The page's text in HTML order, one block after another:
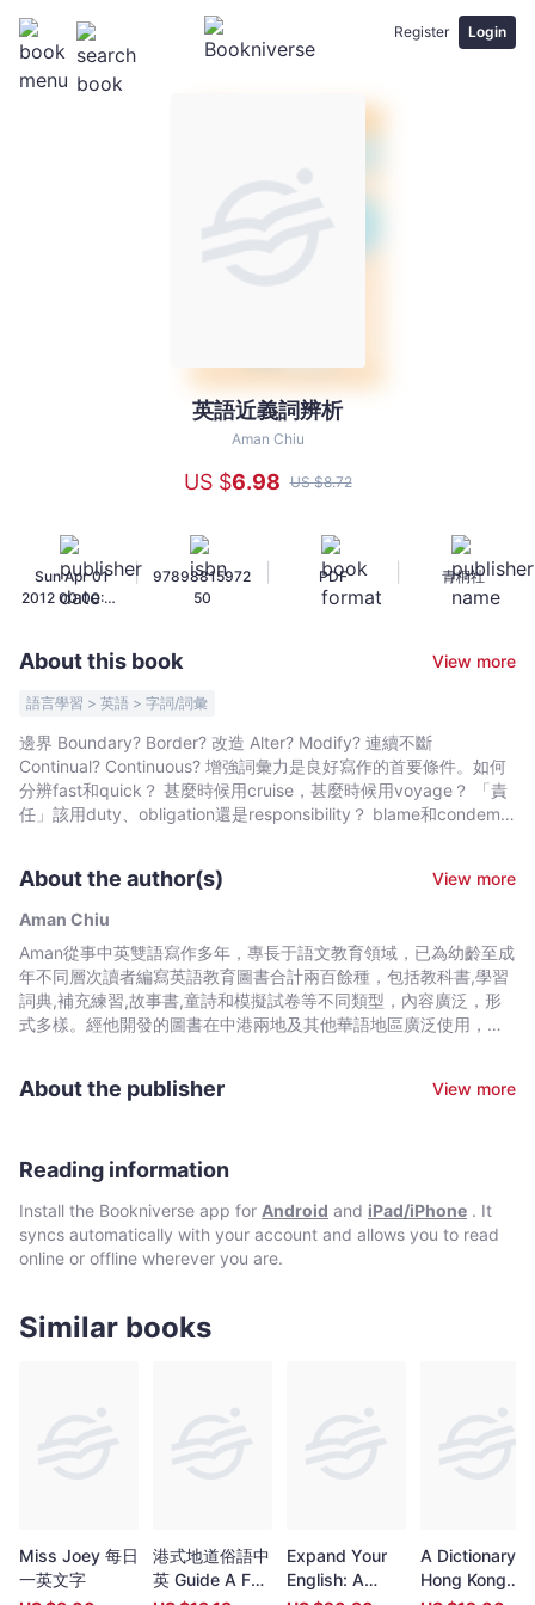
Register Login
析
Chiu
-
英語近義詞辨析
Aman Chiu
US $6.98 US $8.72
Sun Apr 01
2012 00:00:00
Universal
|
97898815972
50
PDF 青桐社
About this book View more
語言學習 > 英語 > 字詞/詞彙
邊界 Boundary? Border? 改造 Alter? Modify? 連續不斷
Continual? Continuous? 增強詞彙力是良好寫作的首要條件。如何
分辨fast和quick？ 甚麼時候用cruise，甚麼時候用voyage？ 「責
任」該用duty、obligation還是responsibility？ blame和condemn
逐一辨析解說，教你正確地選詞用字，大大增強你的詞彙力，從而
提升你的英語水平。
About the author(s)
View more
Aman Chiu
Aman從事中英雙語寫作多年，專長于語文教育領域，已為幼齡至成
年不同層次讀者編寫英語教育圖書合計兩百餘種，包括教科書,學習
詞典,補充練習,故事書,童詩和模擬試卷等不同類型，內容廣泛，形
式多樣。經他開發的圖書在中港兩地及其他華語地區廣泛使用，幾
文學獎公開組季軍,浸會大學學術獎,第二屆（2019）香港出版雙年
術方面的研究亦獲得國際認可，其論文出版或發表已遍佈香港,奧地
About the publisher View more
Reading information
Install the Bookniverse app for Android and iPad/iPhone . It
syncs automatically with your account and allows you to read
online or offline wherever you are.
Similar books
Miss Joey 每日
一英文字
港式地道俗語中
英 Guide A Fun
Expand Your
English: A
A Dictionary of
Hong Kong